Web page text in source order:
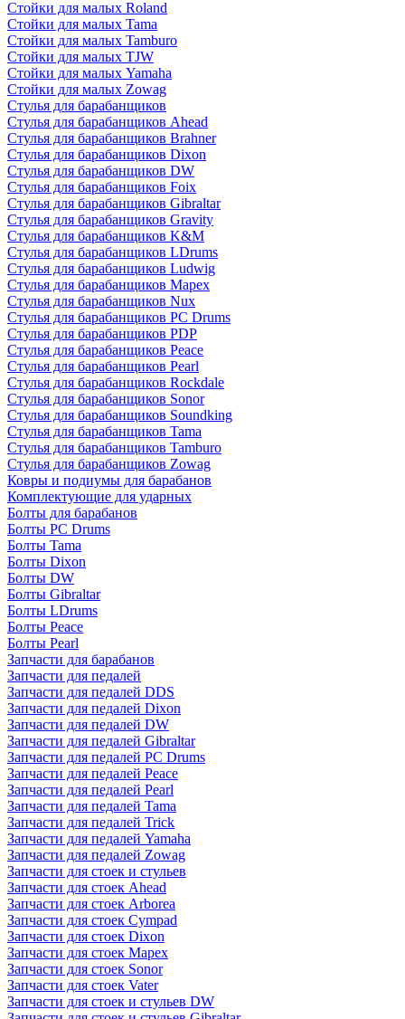
Стойки для малых Roland
Стойки для малых Tama
Стойки для малых Tamburo
Стойки для малых TJW
Стойки для малых Yamaha
Стойки для малых Zowag
Стулья для барабанщиков
Стулья для барабанщиков Ahead
Стулья для барабанщиков Brahner
Стулья для барабанщиков Dixon
Стулья для барабанщиков DW
Стулья для барабанщиков Foix
Стулья для барабанщиков Gibraltar
Стулья для барабанщиков Gravity
Стулья для барабанщиков K&M
Стулья для барабанщиков LDrums
Стулья для барабанщиков Ludwig
Стулья для барабанщиков Mapex
Стулья для барабанщиков Nux
Стулья для барабанщиков PC Drums
Стулья для барабанщиков PDP
Стулья для барабанщиков Peace
Стулья для барабанщиков Pearl
Стулья для барабанщиков Rockdale
Стулья для барабанщиков Sonor
Стулья для барабанщиков Soundking
Стулья для барабанщиков Tama
Стулья для барабанщиков Tamburo
Стулья для барабанщиков Zowag
Ковры и подиумы для барабанов
Комплектующие для ударных
Болты для барабанов
Болты PC Drums
Болты Tama
Болты Dixon
Болты DW
Болты Gibraltar
Болты LDrums
Болты Peace
Болты Pearl
Запчасти для барабанов
Запчасти для педалей
Запчасти для педалей DDS
Запчасти для педалей Dixon
Запчасти для педалей DW
Запчасти для педалей Gibraltar
Запчасти для педалей PC Drums
Запчасти для педалей Peace
Запчасти для педалей Pearl
Запчасти для педалей Tama
Запчасти для педалей Trick
Запчасти для педалей Yamaha
Запчасти для педалей Zowag
Запчасти для стоек и стульев
Запчасти для стоек Ahead
Запчасти для стоек Arborea
Запчасти для стоек Cympad
Запчасти для стоек Dixon
Запчасти для стоек Mapex
Запчасти для стоек Sonor
Запчасти для стоек Vater
Запчасти для стоек и стульев DW